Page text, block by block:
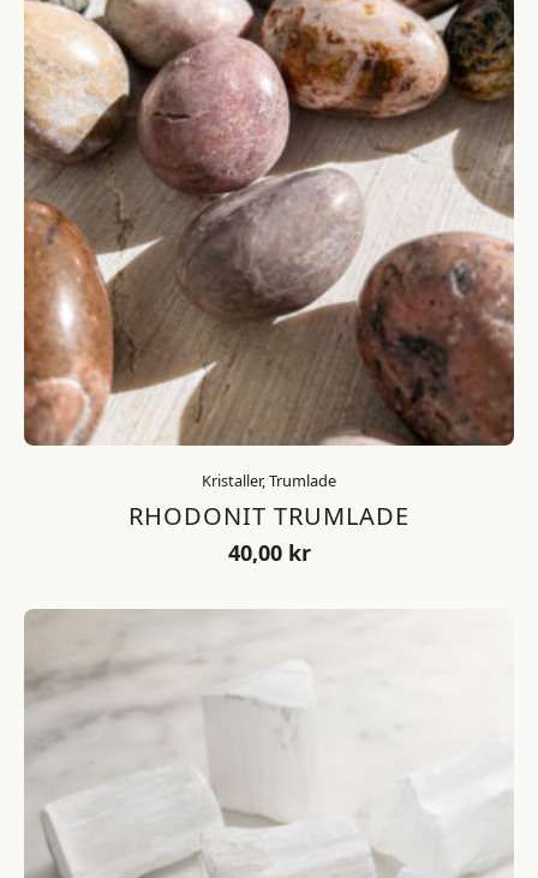
Kristaller, Trumlade
RHODONIT TRUMLADE
40,00 kr